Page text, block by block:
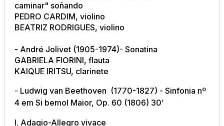
caminar" soñando
PEDRO CARDIM, violino
BEATRIZ RODRIGUES, violino
- André Jolivet (1905-1974)- Sonatina
GABRIELA FIORINI, flauta
KAIQUE IRITSU, clarinete
- Ludwig van Beethoven (1770-1827) - Sinfonia nº
4 em Si bemol Maior, Op. 60 (1806) 30’
I. Adagio-Allegro vivace